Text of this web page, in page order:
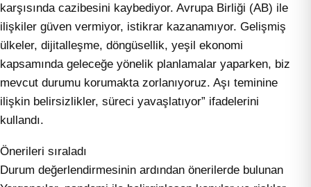
karşısında cazibesini kaybediyor. Avrupa Birliği (AB) ile
ilişkiler güven vermiyor, istikrar kazanamıyor. Gelişmiş
ülkeler, dijitalleşme, döngüsellik, yeşil ekonomi
kapsamında geleceğe yönelik planlamalar yaparken, biz
mevcut durumu korumakta zorlanıyoruz. Aşı teminine
ilişkin belirsizlikler, süreci yavaşlatıyor” ifadelerini
kullandı.
Önerileri sıraladı
Durum değerlendirmesinin ardından önerilerde bulunan